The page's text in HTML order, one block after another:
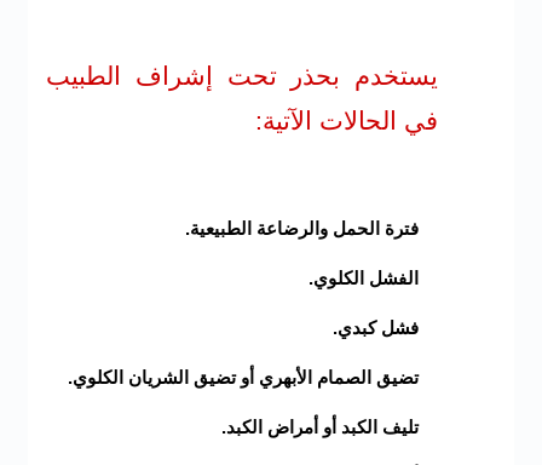
يستخدم بحذر تحت إشراف الطبيب
في الحالات الآتية:
فترة الحمل والرضاعة الطبيعية.
الفشل الكلوي.
فشل كبدي.
تضيق الصمام الأبهري أو تضيق الشريان الكلوي.
تليف الكبد أو أمراض الكبد.